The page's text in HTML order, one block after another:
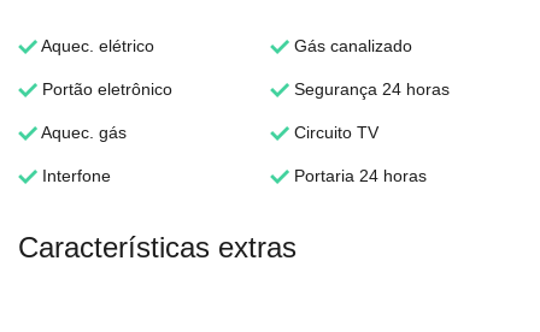
Aquec. elétrico Gás canalizado
Portão eletrônico Segurança 24 horas
Aquec. gás Circuito TV
Interfone Portaria 24 horas
Características extras